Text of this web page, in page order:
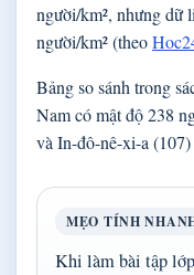
người/km², nhưng dữ
người/km² (theo
Bảng so sánh trong
Nam có mật độ 238
và In-đô-nê-xi-a
MẸO TÍNH
Khi làm bài tập